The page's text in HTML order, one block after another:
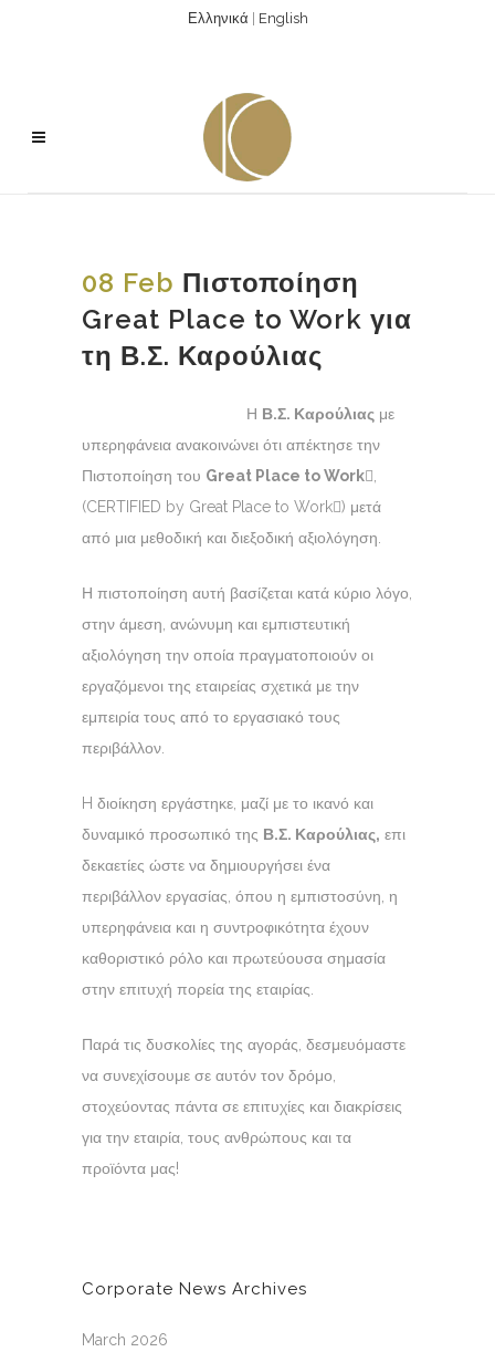
Ελληνικά English
08 Feb Πιστοποίηση
Great Place to Work για
τη Β.Σ. Καρούλιας
Η Β.Σ. Καρούλιας με
υπερηφάνεια ανακοινώνει ότι απέκτησε την
Πιστοποίηση του Great Place to Work,
(CERTIFIED by Great Place to Work) μετά
από μια μεθοδική και διεξοδική αξιολόγηση.
Η πιστοποίηση αυτή βασίζεται κατά κύριο λόγο,
στην άμεση, ανώνυμη και εμπιστευτική
αξιολόγηση την οποία πραγματοποιούν οι
εργαζόμενοι της εταιρείας σχετικά με την
εμπειρία τους από το εργασιακό τους
περιβάλλον.
H διοίκηση εργάστηκε, μαζί με το ικανό και
δυναμικό προσωπικό της Β.Σ. Καρούλιας, επι
δεκαετίες ώστε να δημιουργήσει ένα
περιβάλλον εργασίας, όπου η εμπιστοσύνη, η
υπερηφάνεια και η συντροφικότητα έχουν
καθοριστικό ρόλο και πρωτεύουσα σημασία
στην επιτυχή πορεία της εταιρίας.
Παρά τις δυσκολίες της αγοράς, δεσμευόμαστε
να συνεχίσουμε σε αυτόν τον δρόμο,
στοχεύοντας πάντα σε επιτυχίες και διακρίσεις
για την εταιρία, τους ανθρώπους και τα
προϊόντα μας!
Corporate News Archives
March 2026